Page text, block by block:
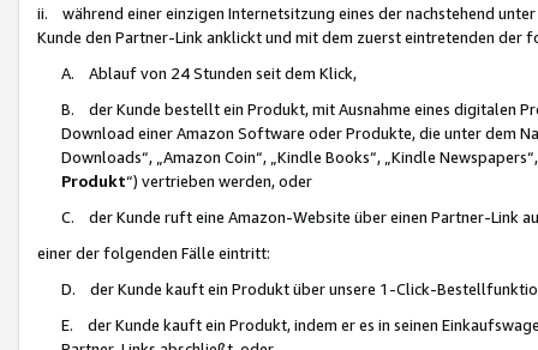
ii. während einer einzigen Internetsitzung eines der nachstehend
Kunde den Partner-Link anklickt und mit dem zuerst eintretenden der
A. Ablauf von 24 Stunden seit dem Klick,
B. der Kunde bestellt ein Produkt, mit Ausnahme eines digitalen
Download einer Amazon Software oder Produkte, die unter dem
Downloads“, „Amazon Coin“, „Kindle Books“, „Kindle
Produkt“) vertrieben werden, oder
C. der Kunde ruft eine Amazon-Website über einen Partner-Link
einer der folgenden Fälle eintritt:
D. der Kunde kauft ein Produkt über unsere 1-Click-
E. der Kunde kauft ein Produkt, indem er es in seinen